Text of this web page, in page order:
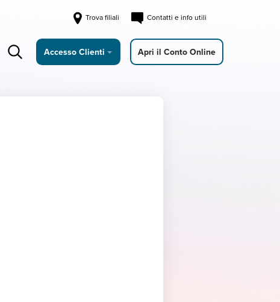
Trova filiali Contatti e info utili
Accesso Clienti Apri il Conto Online